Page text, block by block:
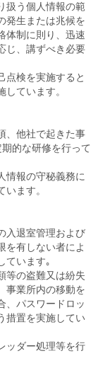
扱う個人情報の範
発生または兆候を
体制に則り、迅速
じ、講ずべき必要
点検を実施すると
ています。
、他社で起きた事
的な研修を行って
情報の守秘義務に
ます。
入退室管理および
を有しない者によ
ています｡
等の盗難又は紛失
事業所内の移動を
、パスワードロッ
措置を実施してい
ッダー処理等を行